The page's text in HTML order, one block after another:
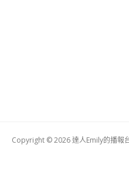
Copyright © 2026 達人Emily的播報